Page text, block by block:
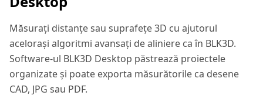
Măsurați distanțe sau suprafețe 3D cu ajutorul
acelorași algoritmi avansați de aliniere ca în BLK3D.
Software-ul BLK3D Desktop păstrează proiectele
organizate și poate exporta măsurătorile ca desene
CAD, JPG sau PDF.